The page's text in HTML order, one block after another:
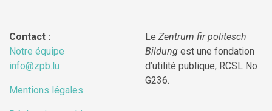
Contact :
Notre équipe
info@zpb.lu
Mentions légales
Le Zentrum fir politesch
Bildung est une fondation
d’utilité publique, RCSL No
G236.